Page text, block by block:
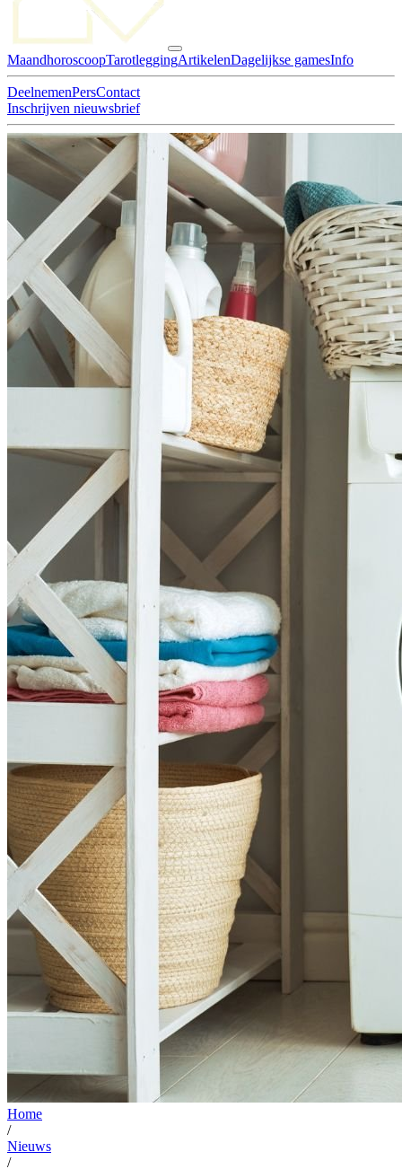
MaandhoroscoopTarotleggingArtikelenDagelijkse gamesInfo
DeelnemenPersContact
Inschrijven nieuwsbrief
Home
/
Nieuws
/